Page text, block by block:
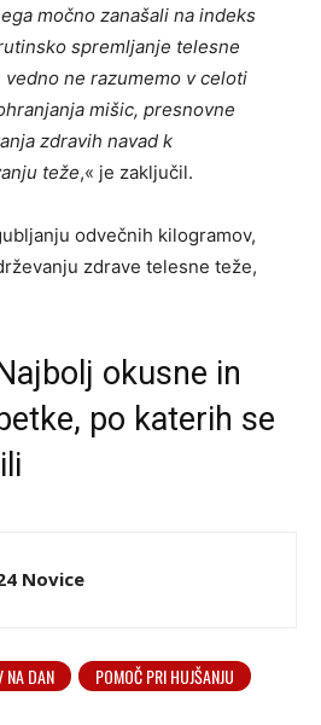
močno zanašali na indeks
spremljanje telesne
ne razumemo v celoti
mišic, presnovne
zdravih navad k
teže,« je zaključil.
odvečnih kilogramov,
zdrave telesne teže,
okusne in
po katerih se
Novice
NA DAN
POMOČ PRI HUJŠANJU